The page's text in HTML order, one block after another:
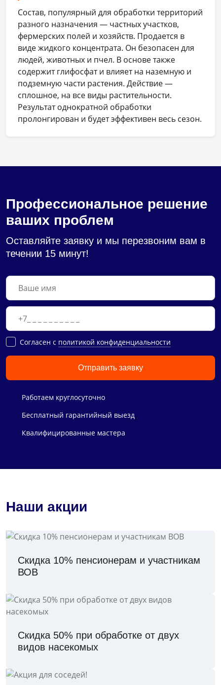
Состав, популярный для обработки территорий
разного назначения — частных участков,
фермерских полей и хозяйств. Продается в
виде жидкого концентрата. Он безопасен для
людей, животных и пчел. В основе также
содержит глифосфат и влияет на наземную и
подземную части растения. Действие —
сплошное, на все виды растительности.
Результат однократной обработки
пролонгирован и будет эффективен весь сезон.
Профессиональное решение
ваших проблем
Оставляйте заявку и мы перезвоним вам в
течении 15 минут!
Cогласен с политикой конфиденциальности
Отправить заявку
Работаем круглосуточно
Бесплатный гарантийный выезд
Квалифицированные мастера
Наши акции
Скидка 10% пенсионерам и участникам
ВОВ
Скидка 50% при обработке от двух
видов насекомых